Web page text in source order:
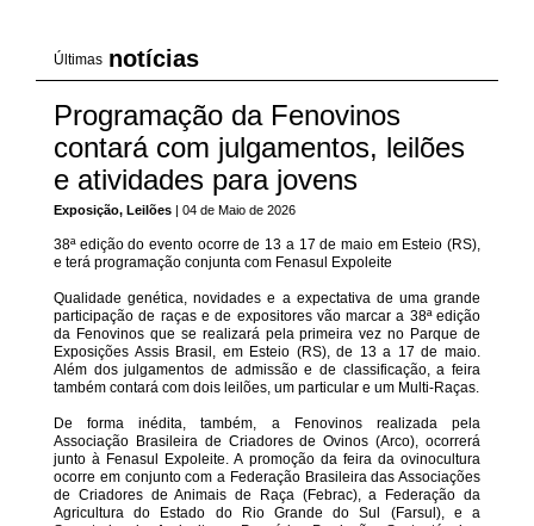
Últimas notícias
Programação da Fenovinos
contará com julgamentos, leilões
e atividades para jovens
Exposição, Leilões | 04 de Maio de 2026
38ª edição do evento ocorre de 13 a 17 de maio em Esteio (RS),
e terá programação conjunta com Fenasul Expoleite
Qualidade genética, novidades e a expectativa de uma grande
participação de raças e de expositores vão marcar a 38ª edição
da Fenovinos que se realizará pela primeira vez no Parque de
Exposições Assis Brasil, em Esteio (RS), de 13 a 17 de maio.
Além dos julgamentos de admissão e de classificação, a feira
também contará com dois leilões, um particular e um Multi-Raças.
De forma inédita, também, a Fenovinos realizada pela
Associação Brasileira de Criadores de Ovinos (Arco), ocorrerá
junto à Fenasul Expoleite. A promoção da feira da ovinocultura
ocorre em conjunto com a Federação Brasileira das Associações
de Criadores de Animais de Raça (Febrac), a Federação da
Agricultura do Estado do Rio Grande do Sul (Farsul), e a